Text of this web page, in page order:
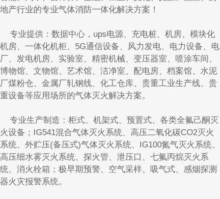
地产行业的专业气体消防一体化解决方案！
专业提供：数据中心，ups电源、充电桩、机房、模块化
机房、一体化机柜、5G通信设备、风力发电、电力设备、电
厂、发电机房、实验室、精密机械、变压器室、喷涂车间、
博物馆、文物馆、艺术馆、洁净室、配电房、档案馆、水泥
厂煤粉仓、金属厂轧钢线、化工仓库、贵重工业生产线、贵
重设备等应用场所的气体灭火解决方案。
专业生产制造：柜式、机架式、预置式、各类全氟己酮灭
火设备；IG541混合气体灭火系统、高压二氧化碳CO2灭火
系统、外贮压(备压式)气体灭火系统、IG100氮气灭火系统、
高压细水雾灭火系统、探火管、泄压口、七氟丙烷灭火系
统、消火栓箱；极早期预警、空气采样、吸气式、感烟探测
器火灾报警系统。